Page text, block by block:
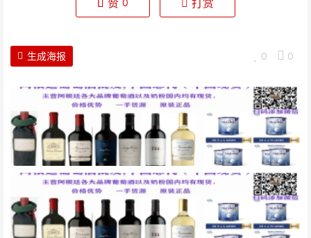
赞 0 打赏
0 0
生成海报